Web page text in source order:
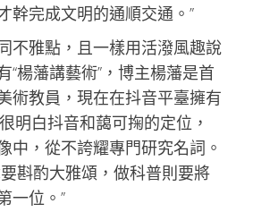
幹完成文明的通順交通。”
不雅點，且一樣用活潑風趣說
“楊藩講藝術”，博主楊藩是首
術教員，現在在抖音平臺擁有
明白抖音和藹可掬的定位，
中，從不誇耀專門研究名詞。
斟酌大雅頌，做科普則要將
一位。”